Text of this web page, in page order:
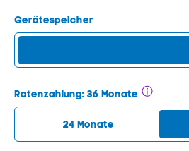
Gerätespeicher
Ratenzahlung: 36 Monate
24 Monate